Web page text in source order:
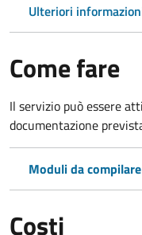
Ulteriori
Come fare
Il servizio può essere
documentazione
Moduli da
Costi